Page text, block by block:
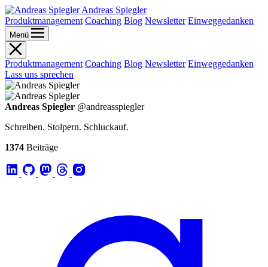
Andreas Spiegler
Produktmanagement Coaching Blog Newsletter Einweggedanken
Menü
Produktmanagement Coaching Blog Newsletter Einweggedanken
Lass uns sprechen
Andreas Spiegler @andreasspiegler
Schreiben. Stolpern. Schluckauf.
1374 Beiträge